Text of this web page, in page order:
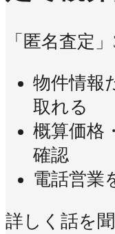
「匿名査定
物件情報
取れる
概算価格
確認
電話営業
詳しく話を